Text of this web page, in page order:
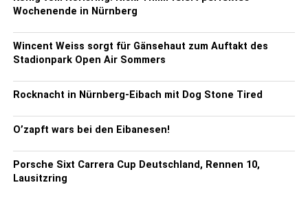
Wochenende in Nürnberg
Wincent Weiss sorgt für Gänsehaut zum Auftakt des
Stadionpark Open Air Sommers
Rocknacht in Nürnberg-Eibach mit Dog Stone Tired
O’zapft wars bei den Eibanesen!
Porsche Sixt Carrera Cup Deutschland, Rennen 10,
Lausitzring